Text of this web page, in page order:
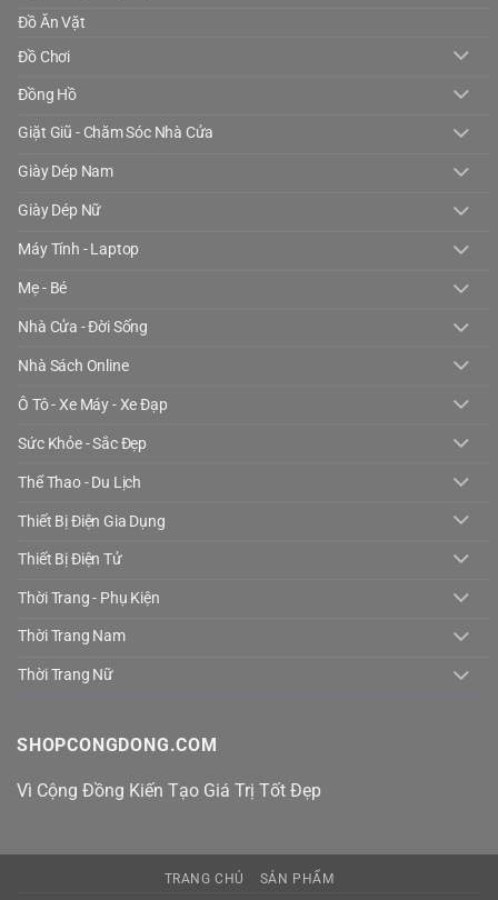
Đồ Ăn Vặt
Đồ Chơi
Đồng Hồ
Giặt Giũ - Chăm Sóc Nhà Cửa
Giày Dép Nam
Giày Dép Nữ
Máy Tính - Laptop
Mẹ - Bé
Nhà Cửa - Đời Sống
Nhà Sách Online
Ô Tô - Xe Máy - Xe Đạp
Sức Khỏe - Sắc Đẹp
Thể Thao - Du Lịch
Thiết Bị Điện Gia Dụng
Thiết Bị Điện Tử
Thời Trang - Phụ Kiện
Thời Trang Nam
Thời Trang Nữ
SHOPCONGDONG.COM
Vì Cộng Đồng Kiến Tạo Giá Trị Tốt Đẹp
TRANG CHỦ SẢN PHẨM